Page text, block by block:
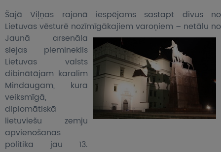
Šajā Viļņas rajonā iespējams sastapt divus no
Lietuvas vēsturē nozīmīgākajiem varoņiem – netālu no
Jaunā arsenāla
slejas piemineklis
Lietuvas valsts
dibinātājam karalim
Mindaugam, kura
veiksmīgā,
diplomātiskā
lietuviešu zemju
apvienošanas
politika jau 13.